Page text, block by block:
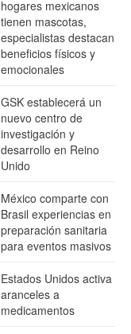
hogares mexicanos
tienen mascotas,
especialistas destacan
beneficios físicos y
emocionales
GSK establecerá un
nuevo centro de
investigación y
desarrollo en Reino
Unido
México comparte con
Brasil experiencias en
preparación sanitaria
para eventos masivos
Estados Unidos activa
aranceles a
medicamentos